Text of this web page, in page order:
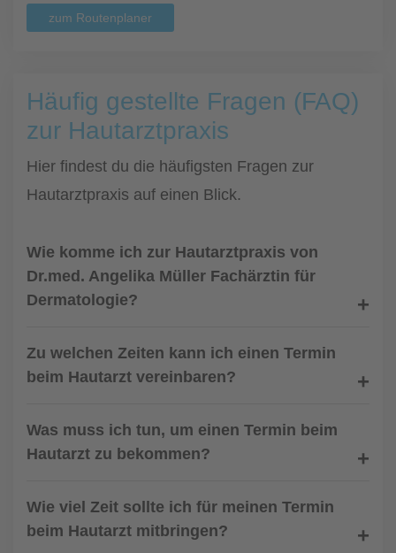
zum Routenplaner
Häufig gestellte Fragen (FAQ)
zur Hautarztpraxis
Hier findest du die häufigsten Fragen zur
Hautarztpraxis auf einen Blick.
Wie komme ich zur Hautarztpraxis von
Dr.med. Angelika Müller Fachärztin für
Dermatologie?
Zu welchen Zeiten kann ich einen Termin
beim Hautarzt vereinbaren?
Was muss ich tun, um einen Termin beim
Hautarzt zu bekommen?
Wie viel Zeit sollte ich für meinen Termin
beim Hautarzt mitbringen?